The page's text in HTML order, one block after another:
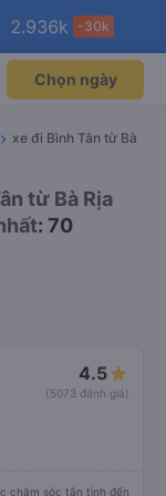
Mở app
Mở app
2.936k -30k
Chọn ngày
xe đi Bình Tân từ Bà
từ Bà Rịa
: 70
4.5
(5073 đánh giá)
chăm sóc tận tình đến